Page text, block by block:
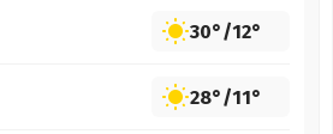
30°/12°
28°/11°